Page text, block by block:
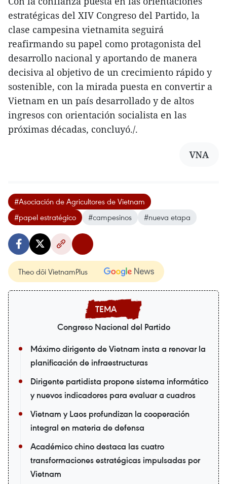
estratégicas del XIV Congreso del Partido, la
clase campesina vietnamita seguirá
reafirmando su papel como protagonista del
desarrollo nacional y aportando de manera
decisiva al objetivo de un crecimiento rápido y
sostenible, con la mirada puesta en convertir a
Vietnam en un país desarrollado y de altos
ingresos con orientación socialista en las
próximas décadas, concluyó./.
VNA
#Asociación de Agricultores de Vietnam
#papel estratégico
#campesinos #nueva etapa
Theo dõi VietnamPlus
Congreso Nacional del Partido
Máximo dirigente de Vietnam insta a renovar la
planificación de infraestructuras
Dirigente partidista propone sistema informático
y nuevos indicadores para evaluar a cuadros
Vietnam y Laos profundizan la cooperación
integral en materia de defensa
Académico chino destaca las cuatro
transformaciones estratégicas impulsadas por
Vietnam